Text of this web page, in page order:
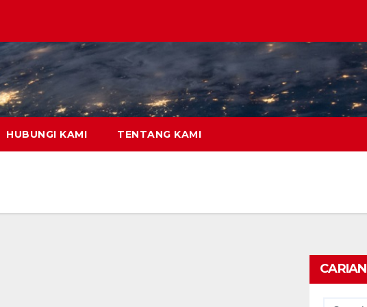
HUBUNGI KAMI TENTANG KAMI
CARIAN